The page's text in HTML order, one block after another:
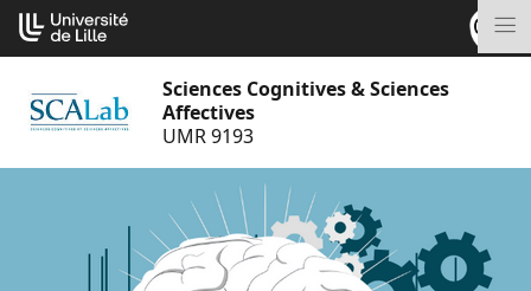
Aller
au
contenu
Sciences Cognitives & Sciences
Affectives
UMR 9193
Cookies management panel